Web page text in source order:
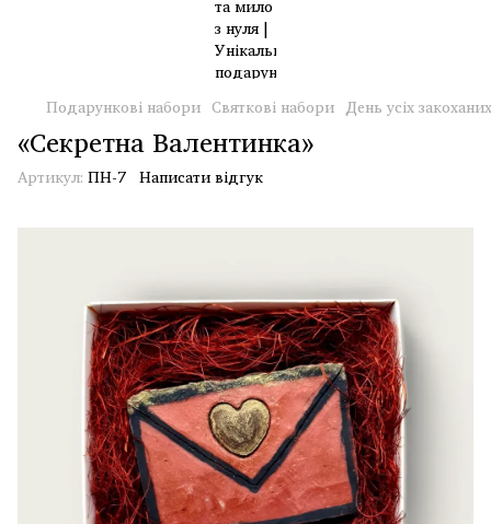
Подарункові набори Святкові набори День усіх закоханих
«Секретна Валентинка»
Артикул: ПН-7 Написати відгук